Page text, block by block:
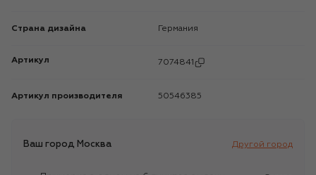
Страна дизайна Германия
Артикул 7074841
Артикул производителя 50546385
Ваш город Москва Другой город